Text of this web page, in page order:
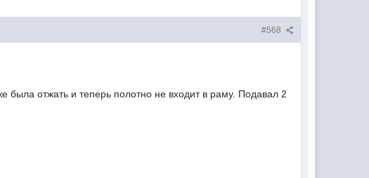
#568
была отжать и теперь полотно не входит в раму. Подавал 2